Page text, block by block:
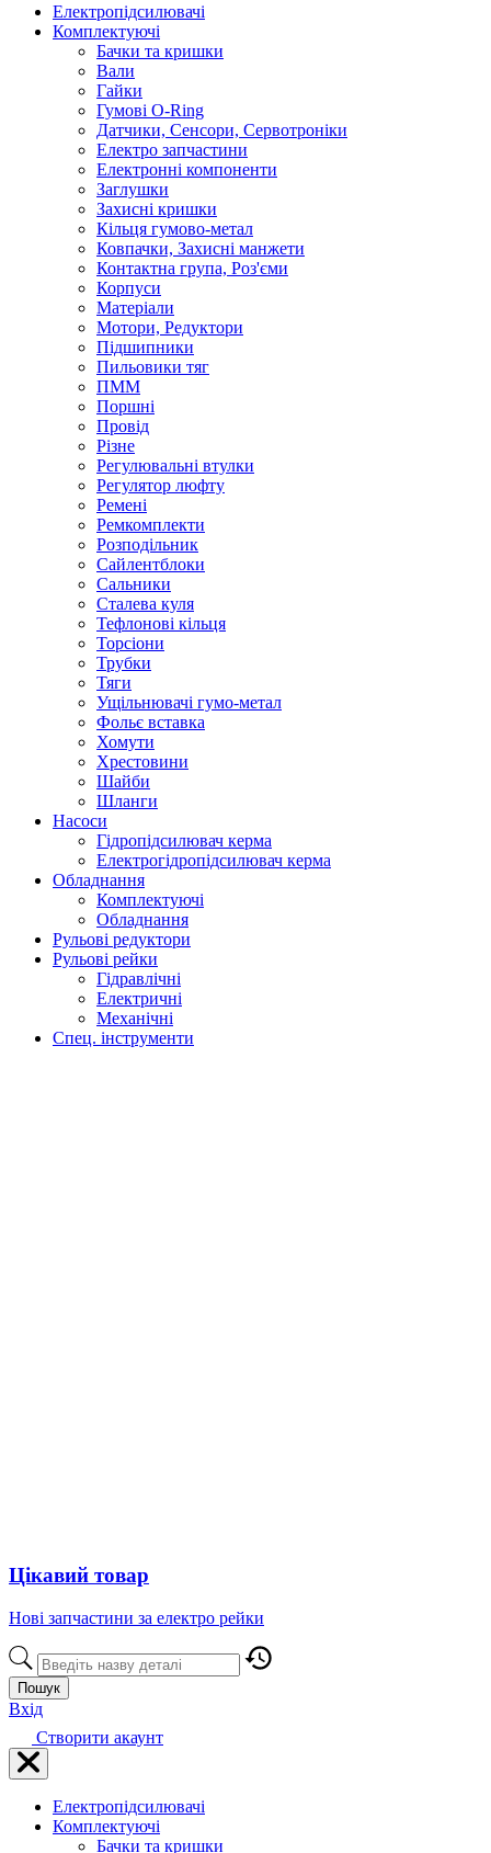
Електропідсилювачі
Комплектуючі
Бачки та кришки
Вали
Гайки
Гумові O-Ring
Датчики, Сенсори, Сервотроніки
Електро запчастини
Електронні компоненти
Заглушки
Захисні кришки
Кільця гумово-метал
Ковпачки, Захисні манжети
Контактна група, Роз'єми
Корпуси
Матеріали
Мотори, Редуктори
Підшипники
Пильовики тяг
ПММ
Поршні
Провід
Різне
Регулювальні втулки
Регулятор люфту
Ремені
Ремкомплекти
Розподільник
Сайлентблоки
Сальники
Сталева куля
Тефлонові кільця
Торсіони
Трубки
Тяги
Ущільнювачі гумо-метал
Фольє вставка
Хомути
Хрестовини
Шайби
Шланги
Насоси
Гідропідсилювач керма
Електрогідропідсилювач керма
Обладнання
Комплектуючі
Обладнання
Рульові редуктори
Рульові рейки
Гідравлічні
Електричні
Механічні
Спец. інструменти
Цікавий товар
Нові запчастини за електро рейки
Пошук
Вхід
Створити акаунт
Електропідсилювачі
Комплектуючі
Бачки та кришки